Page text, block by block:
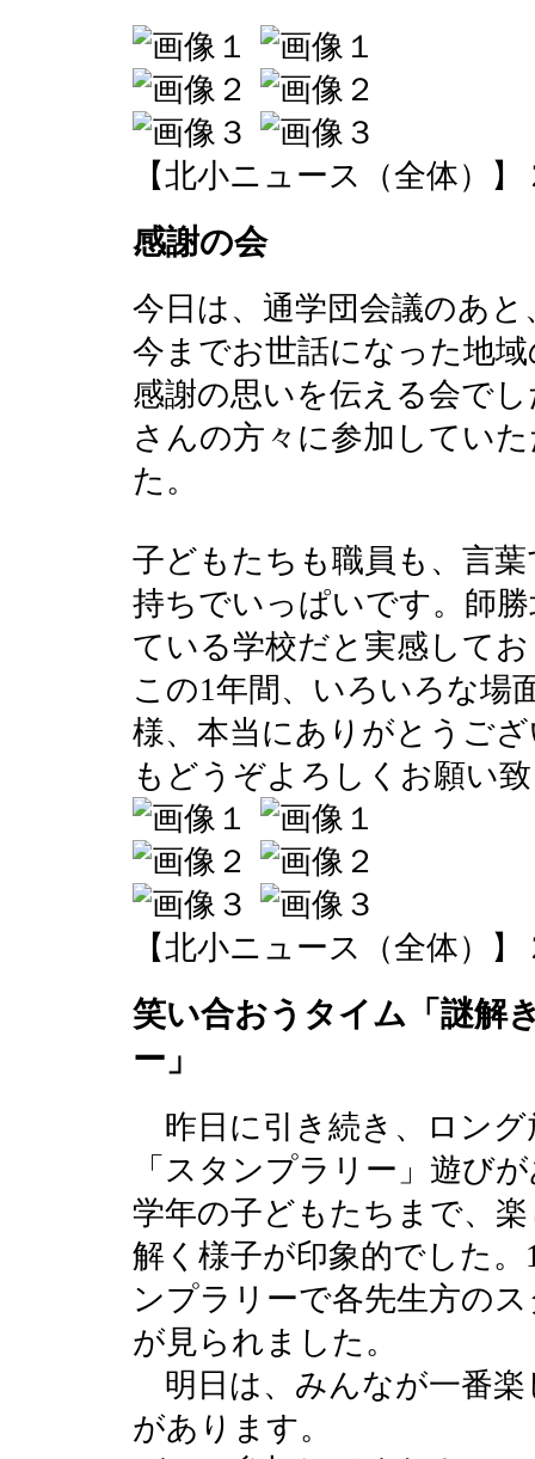
【北小ニュース（全体）】
感謝の会
今日は、通学団会議のあ
今までお世話になった地
感謝の思いを伝える会で
さんの方々に参加してい
た。
子どもたちも職員も、言
持ちでいっぱいです。師
ている学校だと実感して
この1年間、いろいろな場
様、本当にありがとうご
もどうぞよろしくお願い
【北小ニュース（全体）】
笑い合おうタイム「謎解
ー」
昨日に引き続き、ロング
「スタンプラリー」遊び
学年の子どもたちまで、
解く様子が印象的でした
ンプラリーで各先生方の
が見られました。
明日は、みんなが一番楽
があります。